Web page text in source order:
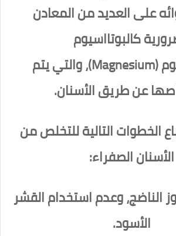
على العديد من المعادن
كالبوتااسيوم
والمغنيسيوم (Magnesium)، والتي يتم
عن طريق الأسنان.
الخطوات التالية للتخلص من
الأسنان الصفراء:
الناضج، وعدم استخدام القشر
الأسود.